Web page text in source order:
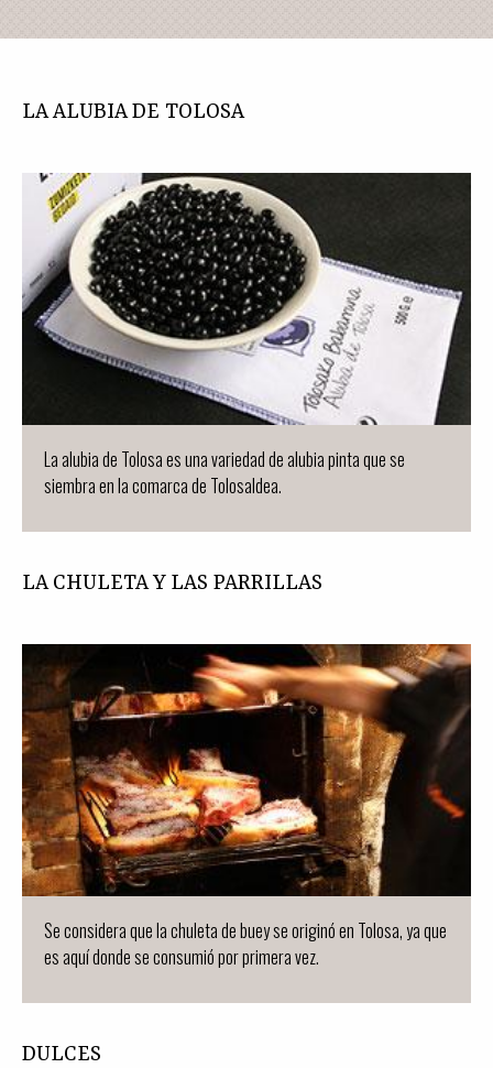
LA ALUBIA DE TOLOSA
La alubia de Tolosa es una variedad de alubia pinta que se
siembra en la comarca de Tolosaldea.
LA CHULETA Y LAS PARRILLAS
Se considera que la chuleta de buey se originó en Tolosa, ya que
es aquí donde se consumió por primera vez.
DULCES